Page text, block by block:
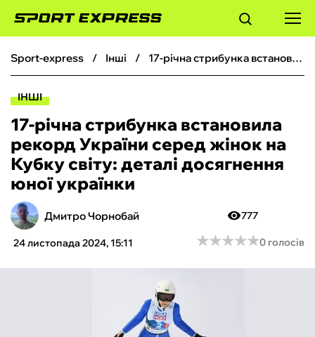
ФУТБОЛ
БОКС
ХОКЕЙ
ТЕНІС
КІБЕРСПОРТ
sport-express інші 17-річна стрибунка встановила рекорд України серед жінок на Кубку світу: деталі досягнення юної українки
ІНШІ
17-річна стрибунка встановила
рекорд України серед жінок на
Кубку світу: деталі досягнення
юної українки
Дмитро Чорнобай
24 листопада 2024, 15:11
777
★★★★★
★★★★★0 голосів